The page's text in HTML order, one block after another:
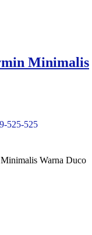
Minimalis
525-525
Warna Duco